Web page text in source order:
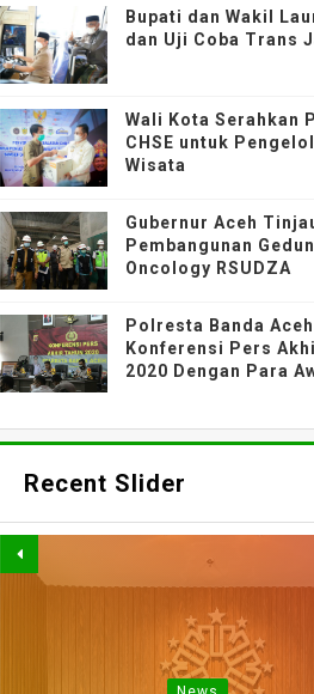
Bupati dan Wakil
dan Uji Coba Trans
Wali Kota Serahkan
CHSE untuk
Wisata
Gubernur Aceh
Pembangunan
Oncology RSUDZA
Polresta Banda
Konferensi Pers
2020 Dengan Para
Recent Slider
TAK HANYA